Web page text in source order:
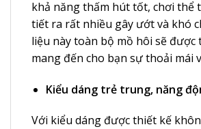
khả năng thấm hút tốt, chơi thể
tiết ra rất nhiều gây ướt và khó
liệu này toàn bộ mồ hôi sẽ được
mang đến cho bạn sự thoải mái
Kiểu dáng trẻ trung, năng
Với kiểu dáng được thiết kế